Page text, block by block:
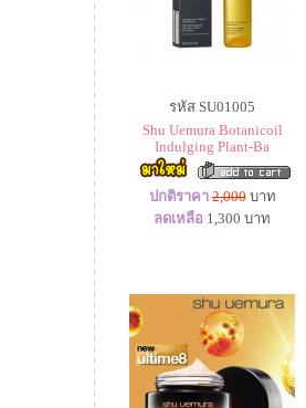
รหัส SU01005
Shu Uemura Botanicoil
Indulging Plant-Ba
ปกติราคา 2,000บาท
ลดเหลือ 1,300 บาท